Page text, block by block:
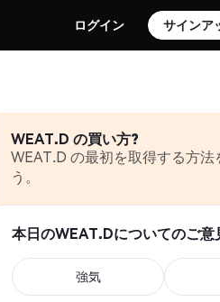
ログイン サインア
WEAT.D の買い方?
WEAT.D の最初を取得する方法
う。
本日のWEAT.Dについてのご意
強気